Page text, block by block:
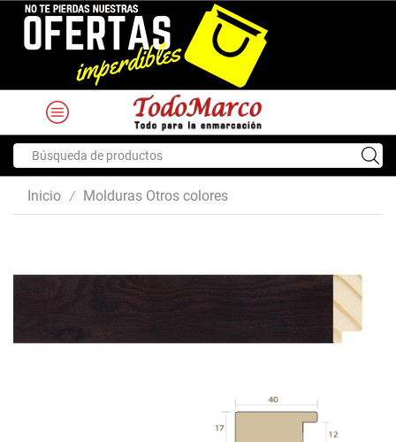
input
Inicio / Molduras Otros colores